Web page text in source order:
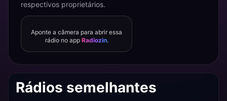
respectivos proprietários.
Aponte a câmera para abrir essa
rádio no app Radiozin.
Rádios semelhantes